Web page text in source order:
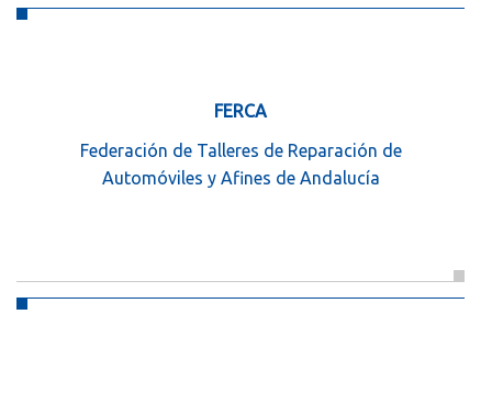
FERCA
Federación de Talleres de Reparación de
Automóviles y Afines de Andalucía